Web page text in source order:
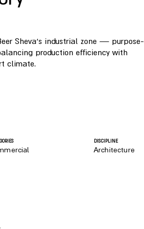
Sheva's industrial zone — purpose-
production efficiency with
climate.
DISCIPLINE
Architecture